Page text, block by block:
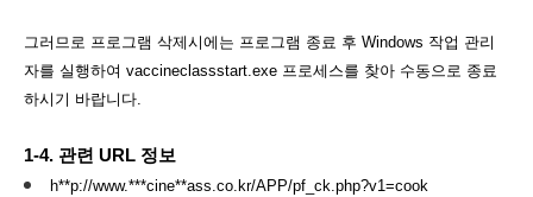
그러므로 프로그램 삭제시에는 프로그램 종료 후 Windows 작업 관리
자를 실행하여 vaccineclassstart.exe 프로세스를 찾아 수동으로 종료
하시기 바랍니다.
1-4. 관련 URL 정보
h**p://www.***cine**ass.co.kr/APP/pf_ck.php?v1=cook